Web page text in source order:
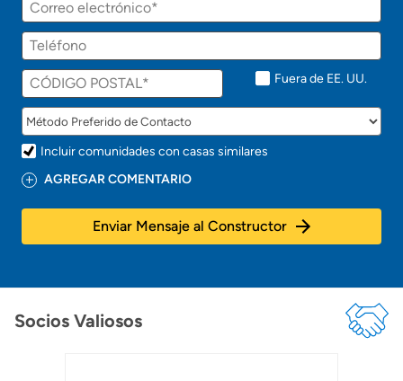
Fuera de EE. UU.
Incluir comunidades con casas similares
AGREGAR COMENTARIO
Enviar Mensaje al Constructor
Socios Valiosos